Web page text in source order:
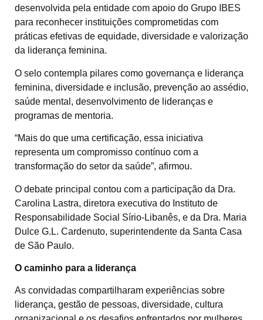
desenvolvida pela entidade com apoio do Grupo IBES
para reconhecer instituições comprometidas com
práticas efetivas de equidade, diversidade e valorização
da liderança feminina.
O selo contempla pilares como governança e liderança
feminina, diversidade e inclusão, prevenção ao assédio,
saúde mental, desenvolvimento de lideranças e
programas de mentoria.
“Mais do que uma certificação, essa iniciativa
representa um compromisso contínuo com a
transformação do setor da saúde”, afirmou.
O debate principal contou com a participação da Dra.
Carolina Lastra, diretora executiva do Instituto de
Responsabilidade Social Sírio-Libanês, e da Dra. Maria
Dulce G.L. Cardenuto, superintendente da Santa Casa
de São Paulo.
O caminho para a liderança
As convidadas compartilharam experiências sobre
liderança, gestão de pessoas, diversidade, cultura